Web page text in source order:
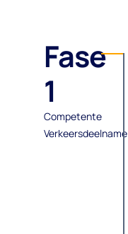
Fase
1
Competente
Verkeersdeelname